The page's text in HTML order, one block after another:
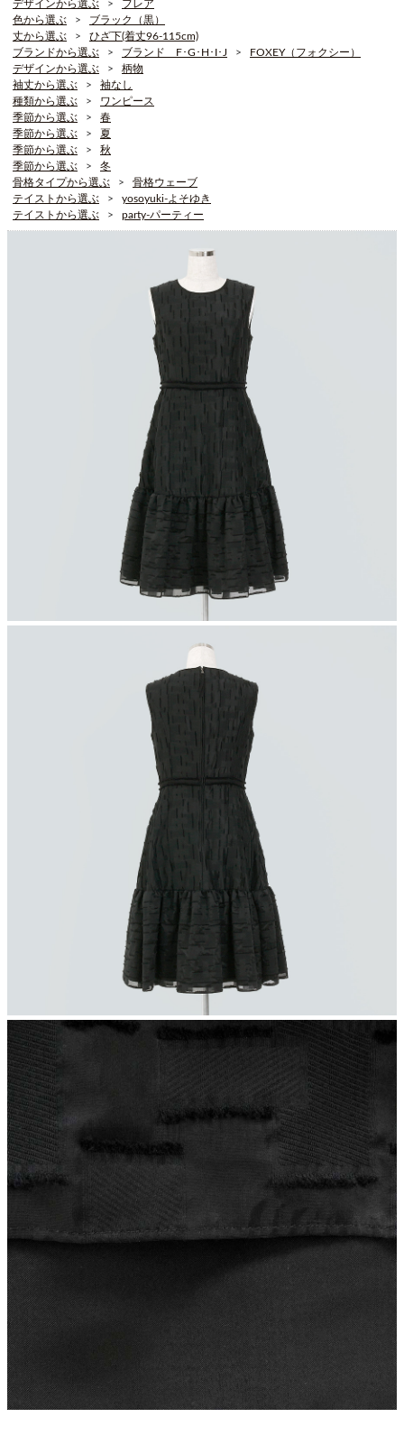
デザインから選ぶ
フレア
色から選ぶ
ブラック（黒）
丈から選ぶ
ひざ下(着丈96-115cm)
ブランドから選ぶ
ブランド F･G･H･I･J
FOXEY（フォクシー）
デザインから選ぶ
柄物
袖丈から選ぶ
袖なし
種類から選ぶ
ワンピース
季節から選ぶ
春
季節から選ぶ
夏
季節から選ぶ
秋
季節から選ぶ
冬
骨格タイプから選ぶ
骨格ウェーブ
テイストから選ぶ
yosoyuki-よそゆき
テイストから選ぶ
party-パーティー